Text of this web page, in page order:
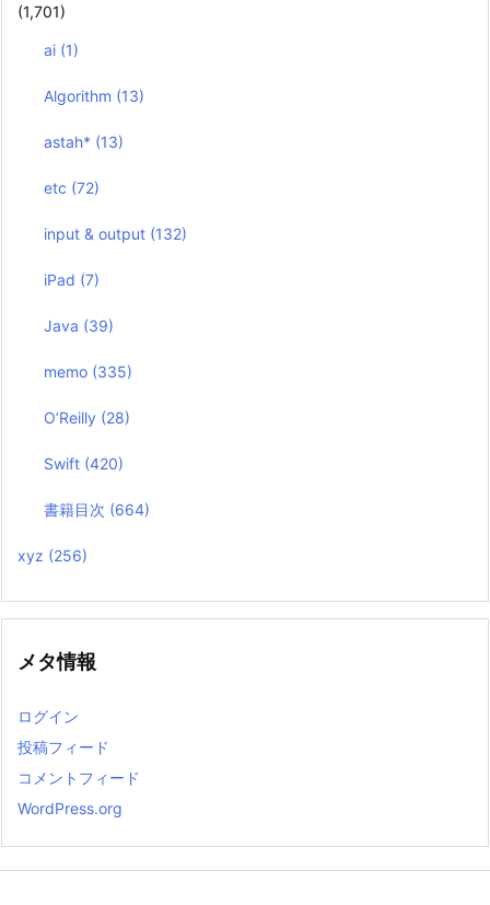
(1,701)
ai (1)
Algorithm (13)
astah* (13)
etc (72)
input & output (132)
iPad (7)
Java (39)
memo (335)
O’Reilly (28)
Swift (420)
書籍目次 (664)
xyz (256)
メタ情報
ログイン
投稿フィード
コメントフィード
WordPress.org